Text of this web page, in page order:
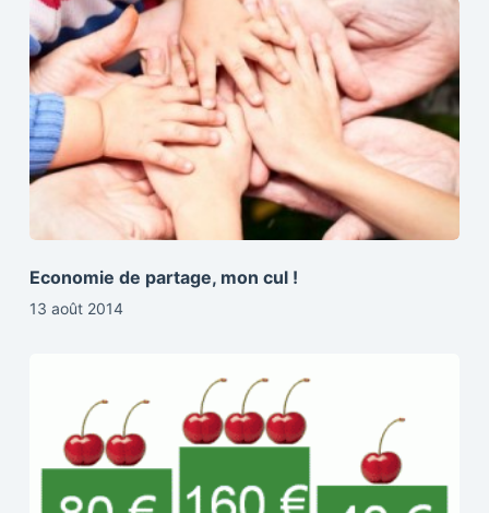
Economie de partage, mon cul !
13 août 2014